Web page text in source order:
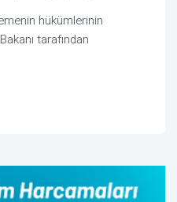
hükümlerinin
tarafından